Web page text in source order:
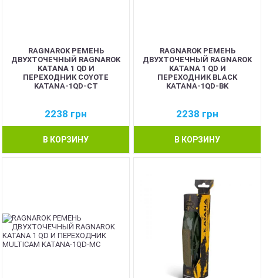
RAGNAROK РЕМЕНЬ
ДВУХТОЧЕЧНЫЙ RAGNAROK
KATANA 1 QD И
ПЕРЕХОДНИК COYOTE
KATANA-1QD-CT
2238 грн
В КОРЗИНУ
RAGNAROK РЕМЕНЬ
ДВУХТОЧЕЧНЫЙ RAGNAROK
KATANA 1 QD И
ПЕРЕХОДНИК BLACK
KATANA-1QD-BK
2238 грн
В КОРЗИНУ